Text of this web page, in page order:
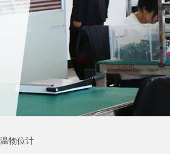
物位计